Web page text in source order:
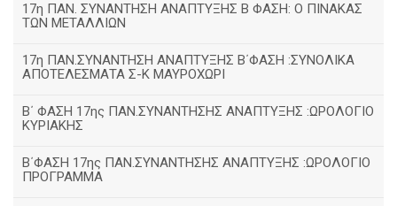
17η ΠΑΝ. ΣΥΝΑΝΤΗΣΗ ΑΝΑΠΤΥΞΗΣ Β ΦΑΣΗ: Ο ΠΙΝΑΚΑΣ
ΤΩΝ ΜΕΤΑΛΛΙΩΝ
17η ΠΑΝ.ΣΥΝΑΝΤΗΣΗ ΑΝΑΠΤΥΞΗΣ Β΄ΦΑΣΗ :ΣΥΝΟΛΙΚΑ
ΑΠΟΤΕΛΕΣΜΑΤΑ Σ-Κ ΜΑΥΡΟΧΩΡΙ
B΄ ΦΑΣΗ 17ης ΠΑΝ.ΣΥΝΑΝΤΗΣΗΣ ΑΝΑΠΤΥΞΗΣ :ΩΡΟΛΟΓΙΟ
ΚΥΡΙΑΚΗΣ
Β΄ΦΑΣΗ 17ης ΠΑΝ.ΣΥΝΑΝΤΗΣΗΣ ΑΝΑΠΤΥΞΗΣ :ΩΡΟΛΟΓΙΟ
ΠΡΟΓΡΑΜΜΑ